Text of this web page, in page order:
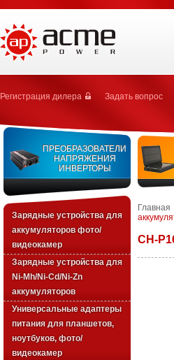
Регистрация дилера Задать вопрос
ПРЕОБРАЗОВАТЕЛИ
НАПРЯЖЕНИЯ
ИНВЕРТОРЫ
Зарядные устройства для
аккумуляторов фото/
видеокамер
Зарядные уcтройства для
Ni-Mh/Ni-Cd/Ni-Zn
аккумуляторов
Универсальные адаптеры
питания для планшетов,
ноутбуков, фото/
видеокамер
Главная
CH-